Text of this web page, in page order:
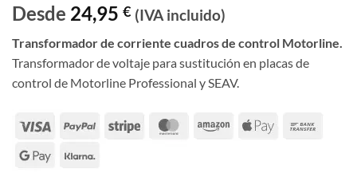
con5de 5
en base a
valoraciones
de clientes
Desde 24,95 € (IVA incluido)
Transformador de corriente cuadros de control Motorline.
Transformador de voltaje para sustitución en placas de
control de Motorline Professional y SEAV.